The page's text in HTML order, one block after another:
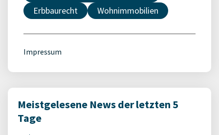
Erbbaurecht
Wohnimmobilien
Impressum
Meistgelesene News der letzten 5
Tage